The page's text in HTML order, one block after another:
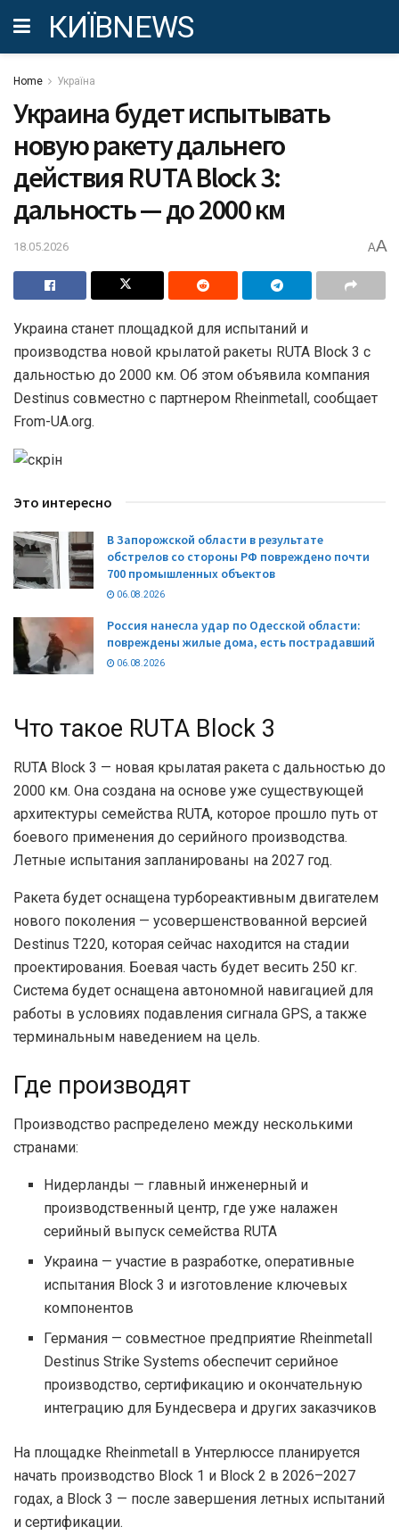
КИЇВNEWS
Home Україна
Украина будет испытывать
новую ракету дальнего
действия RUTA Block 3:
дальность — до 2000 км
18.05.2026 AA
Украина станет площадкой для испытаний и
производства новой крылатой ракеты RUTA Block 3 с
дальностью до 2000 км. Об этом объявила компания
Destinus совместно с партнером Rheinmetall, сообщает
From-UA.org.
Это интересно
В Запорожской области в результате
обстрелов со стороны РФ повреждено почти
700 промышленных объектов
06.08.2026
Россия нанесла удар по Одесской области:
повреждены жилые дома, есть пострадавший
06.08.2026
Что такое RUTA Block 3
RUTA Block 3 — новая крылатая ракета с дальностью до
2000 км. Она создана на основе уже существующей
архитектуры семейства RUTA, которое прошло путь от
боевого применения до серийного производства.
Летные испытания запланированы на 2027 год.
Ракета будет оснащена турбореактивным двигателем
нового поколения — усовершенствованной версией
Destinus T220, которая сейчас находится на стадии
проектирования. Боевая часть будет весить 250 кг.
Система будет оснащена автономной навигацией для
работы в условиях подавления сигнала GPS, а также
терминальным наведением на цель.
Где производят
Производство распределено между несколькими
странами:
Нидерланды — главный инженерный и
производственный центр, где уже налажен
серийный выпуск семейства RUTA
Украина — участие в разработке, оперативные
испытания Block 3 и изготовление ключевых
компонентов
Германия — совместное предприятие Rheinmetall
Destinus Strike Systems обеспечит серийное
производство, сертификацию и окончательную
интеграцию для Бундесвера и других заказчиков
На площадке Rheinmetall в Унтерлюссе планируется
начать производство Block 1 и Block 2 в 2026–2027
годах, а Block 3 — после завершения летных испытаний
и сертификации.